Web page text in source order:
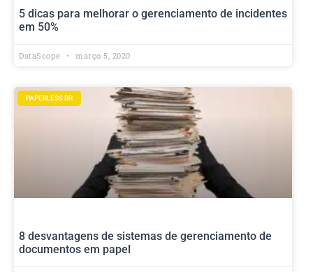
5 dicas para melhorar o gerenciamento de incidentes
em 50%
DataScope março 5, 2020
PAPERLESS BR
8 desvantagens de sistemas de gerenciamento de
documentos em papel